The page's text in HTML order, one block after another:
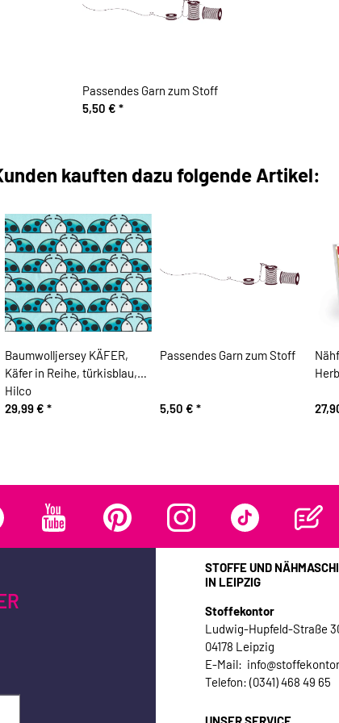
Passendes Garn zum Stoff
5,50 € *
kauften dazu folgende Artikel:
Baumwolljersey KÄFER,
Käfer in Reihe, türkisblau,
Hilco
29,99 € *
Passendes Garn zum Stoff
5,50 € *
STOFFE UND
IN LEIPZIG
Stoffekontor
Ludwig-Hupfeld-Straße
04178 Leipzig
E-Mail:
Telefon: (0341) 468 49 65